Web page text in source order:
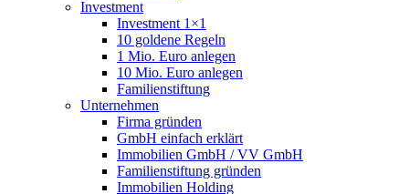
Investment
Investment 1×1
10 goldene Regeln
1 Mio. Euro anlegen
10 Mio. Euro anlegen
Familienstiftung
Unternehmen
Firma gründen
GmbH einfach erklärt
Immobilien GmbH / VV GmbH
Familienstiftung gründen
Immobilien Holding